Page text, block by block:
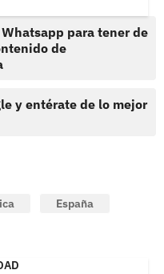
para tener de
de
y entérate de lo mejor
España